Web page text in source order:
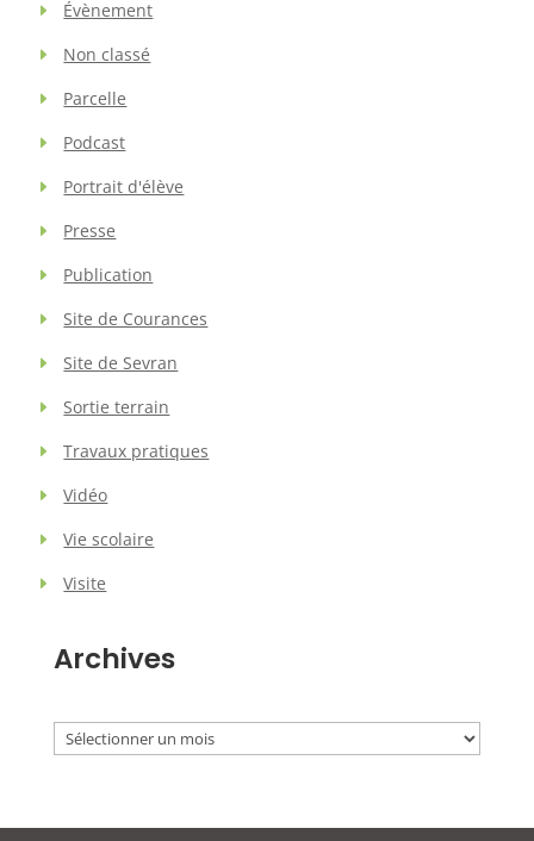
Évènement
Non classé
Parcelle
Podcast
Portrait d'élève
Presse
Publication
Site de Courances
Site de Sevran
Sortie terrain
Travaux pratiques
Vidéo
Vie scolaire
Visite
Archives
Archives